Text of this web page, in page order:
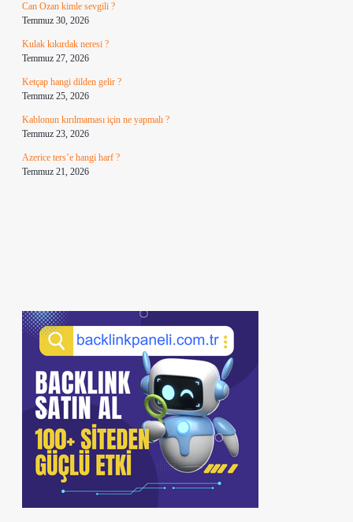
Can Ozan kimle sevgili ?
Temmuz 30, 2026
Kulak kıkırdak neresi ?
Temmuz 27, 2026
Ketçap hangi dilden gelir ?
Temmuz 25, 2026
Kablonun kırılmaması için ne yapmalı ?
Temmuz 23, 2026
Azerice ters’e hangi harf ?
Temmuz 21, 2026